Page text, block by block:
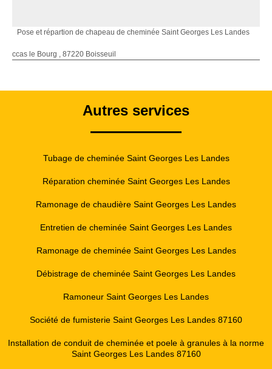
Pose et répartion de chapeau de cheminée Saint Georges Les Landes
ccas le Bourg , 87220 Boisseuil
Autres services
Tubage de cheminée Saint Georges Les Landes
Réparation cheminée Saint Georges Les Landes
Ramonage de chaudière Saint Georges Les Landes
Entretien de cheminée Saint Georges Les Landes
Ramonage de cheminée Saint Georges Les Landes
Débistrage de cheminée Saint Georges Les Landes
Ramoneur Saint Georges Les Landes
Société de fumisterie Saint Georges Les Landes 87160
Installation de conduit de cheminée et poele à granules à la norme
Saint Georges Les Landes 87160